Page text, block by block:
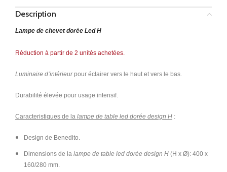
Description
Lampe de chevet dorée Led H
Réduction à partir de 2 unités achetées.
Luminaire d’intérieurpour éclairer vers le haut et vers le bas.
Durabilité élevée pour usage intensif.
Caracteristiques de la lampe de table led dorée design H :
Design de Benedito.
Dimensions de la lampe de table led dorée design H (H x Ø): 400 x
160/280 mm.